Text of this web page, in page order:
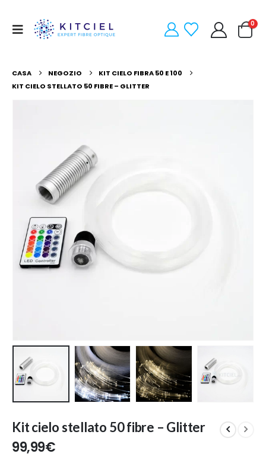
0
CASA NEGOZIO
KIT CIELO FIBRA 50 E 100
KIT CIELO STELLATO 50 FIBRE – GLITTER
Kit cielo stellato 50 fibre – Glitter
99,99€